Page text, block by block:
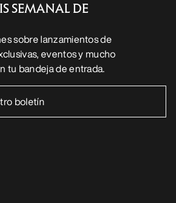
SEMANAL DE
sobre lanzamientos de
eventos y mucho
tu bandeja de entrada.